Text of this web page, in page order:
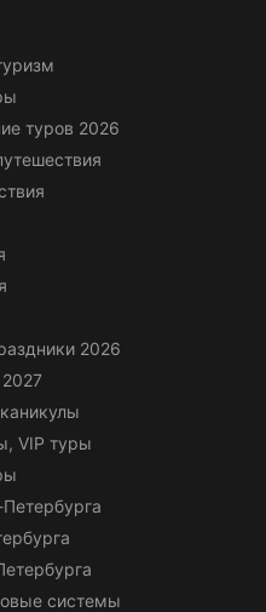
туров 2026
2026
VIP туры
системы